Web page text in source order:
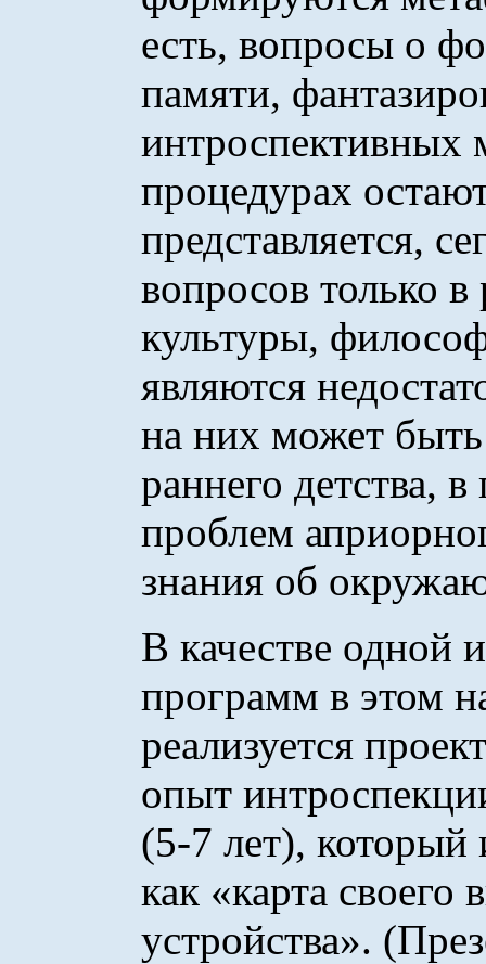
есть, вопросы о
памяти,
интроспективных
процедурах
представляется,
вопросов только
культуры,
являются
на них может
раннего детства,
проблем
знания об
В качестве одной
программ в этом
реализуется
опыт
(5-7 лет), который
как «карта своего
устройства».